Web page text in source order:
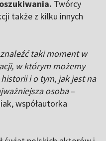
Twórcy
także z kilku innych
taki moment w
w którym możemy
i o tym, jak jest na
osoba–
współautorka